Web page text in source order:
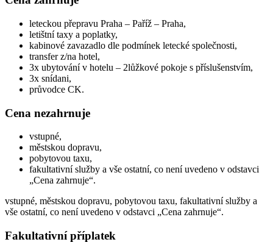
leteckou přepravu Praha – Paříž – Praha,
letištní taxy a poplatky,
kabinové zavazadlo dle podmínek letecké společnosti,
transfer z/na hotel,
3x ubytování v hotelu – 2lůžkové pokoje s příslušenstvím,
3x snídani,
průvodce CK.
Cena nezahrnuje
vstupné,
městskou dopravu,
pobytovou taxu,
fakultativní služby a vše ostatní, co není uvedeno v odstavci
„Cena zahrnuje“.
vstupné, městskou dopravu, pobytovou taxu, fakultativní služby a
vše ostatní, co není uvedeno v odstavci „Cena zahrnuje“.
Fakultativní příplatek